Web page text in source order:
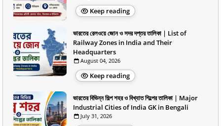
Keep reading
ভারতের রেলওয়ে জোন ও সদর দপ্তর তালিকা | List of
Railway Zones in India and Their
Headquarters
August 04, 2026
Keep reading
ভারতের বিভিন্ন শিল্প শহর ও বিখ্যাত শিল্পের তালিকা | Major
Industrial Cities of India GK in Bengali
July 31, 2026